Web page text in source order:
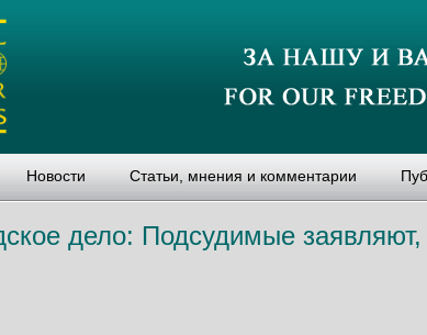
Новости Статьи, мнения и комментарии
дело: Под­су­ди­мые